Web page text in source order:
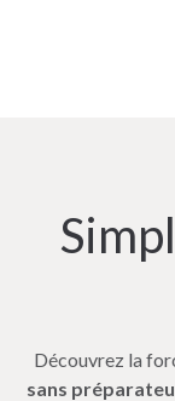
Découvrez la
sans